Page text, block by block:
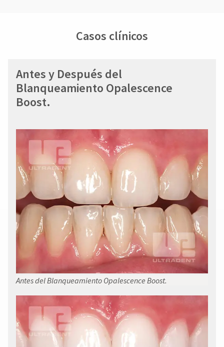
Casos clínicos
Antes y Después del
Blanqueamiento Opalescence
Boost.
Antes del Blanqueamiento Opalescence Boost.